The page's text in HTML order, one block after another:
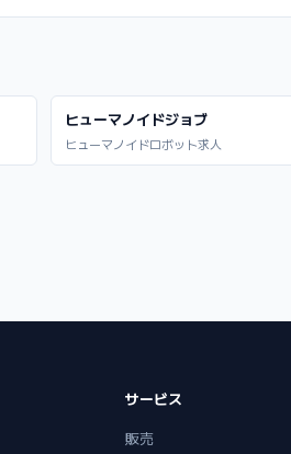
ヒューマノイドジョブ
ヒューマノイドロボット求人
サービス
販売